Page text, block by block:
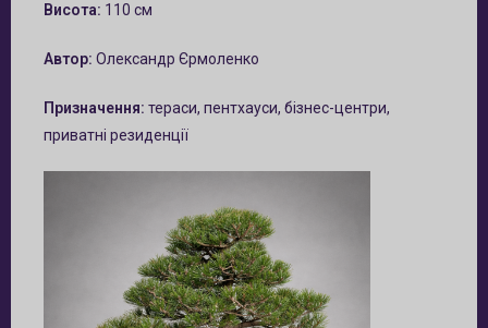
Висота: 110 см
Автор: Олександр Єрмоленко
Призначення: тераси, пентхауси, бізнес-центри,
приватні резиденції